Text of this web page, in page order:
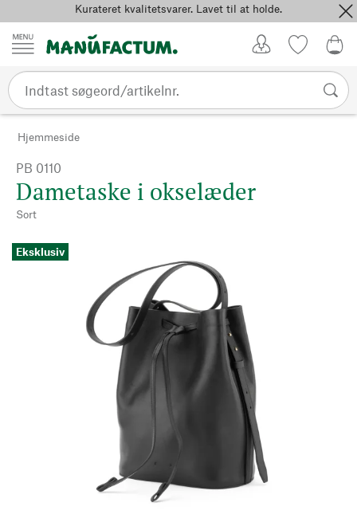
Spring til indholdKurateret kvalitetsvarer. Lavet til at holde.
Hjemmeside
PB 0110
Dametaske i okselæder
Sort
Eksklusiv